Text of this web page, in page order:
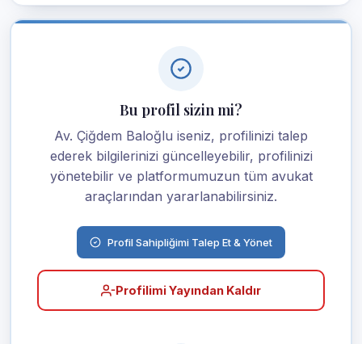
Bu profil sizin mi?
Av. Çiğdem Baloğlu iseniz, profilinizi talep
ederek bilgilerinizi güncelleyebilir, profilinizi
yönetebilir ve platformumuzun tüm avukat
araçlarından yararlanabilirsiniz.
Profil Sahipliğimi Talep Et & Yönet
Profilimi Yayından Kaldır